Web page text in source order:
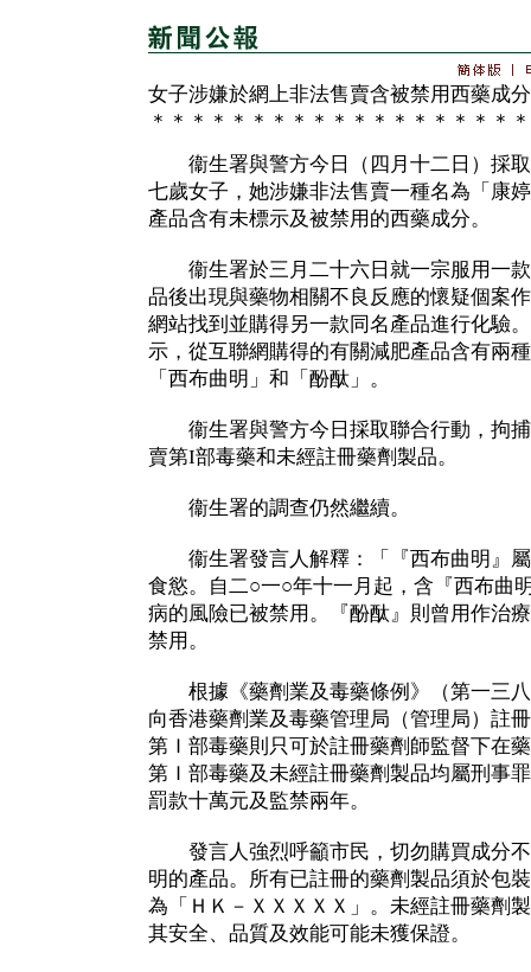
女子涉嫌於網上非法售賣含被禁用西藥成
＊＊＊＊＊＊＊＊＊＊＊＊＊＊＊＊＊＊
衞生署與警方今日（四月十二日）採取
七歲女子，她涉嫌非法售賣一種名為「康
產品含有未標示及被禁用的西藥成分。
衞生署於三月二十六日就一宗服用一款
品後出現與藥物相關不良反應的懷疑個案
網站找到並購得另一款同名產品進行化驗
示，從互聯網購得的有關減肥產品含有兩
「西布曲明」和「酚酞」。
衞生署與警方今日採取聯合行動，拘捕
賣第I部毒藥和未經註冊藥劑製品。
衞生署的調查仍然繼續。
衞生署發言人解釋：「『西布曲明』屬
食慾。自二○一○年十一月起，含『西布曲
病的風險已被禁用。『酚酞』則曾用作治
禁用。
根據《藥劑業及毒藥條例》（第一三八
向香港藥劑業及毒藥管理局（管理局）註
第Ｉ部毒藥則只可於註冊藥劑師監督下在
第Ｉ部毒藥及未經註冊藥劑製品均屬刑事
罰款十萬元及監禁兩年。
發言人強烈呼籲市民，切勿購買成分不
明的產品。所有已註冊的藥劑製品須於包
為「ＨＫ－ＸＸＸＸＸ」。未經註冊藥劑
其安全、品質及效能可能未獲保證。